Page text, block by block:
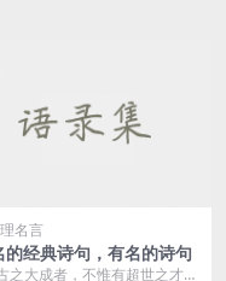
名言
的经典诗句，有名的诗句
之大成者，不惟有超世之才，